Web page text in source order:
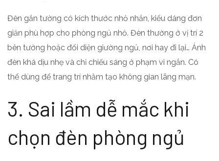
Đèn gắn tường có kích thước nhỏ nhắn, kiểu dáng đơn
giản phù hợp cho phòng ngủ nhỏ. Đèn thường ở vị trí 2
bên tường hoặc đối diện giường ngủ, nơi hay đi lại… Ánh
đèn khá dịu nhẹ và chỉ chiếu sáng ở phạm vi ngắn. Có
thể dùng để trang trí nhằm tạo không gian lãng mạn.
3. Sai lầm dễ mắc khi
chọn đèn phòng ngủ